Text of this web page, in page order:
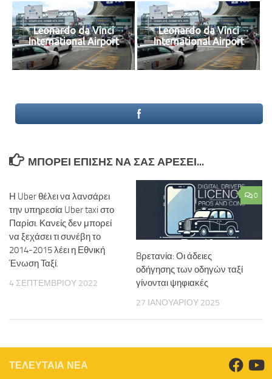
Leonardo da Vinci
International Airport
Leonardo da Vinci
International Airport
ΜΠΟΡΕΊ ΕΠΊΣΗΣ ΝΑ ΣΑΣ ΑΡΈΣΕΙ...
Η Uber θέλει να λανσάρει
την υπηρεσία Uber taxi στο
Παρίσι. Κανείς δεν μπορεί
να ξεχάσει τι συνέβη το
2014-2015 λέει η Εθνική
Ένωση Ταξί.
4 ΣΕΠΤΕΜΒΡΊΟΥ 2022
0
Bρετανία: Οι άδειες
οδήγησης των οδηγών ταξί
γίνονται ψηφιακές
27 ΙΑΝΟΥΑΡΊΟΥ 2025
ΤΕΛΕΥΤΑΙΑ ΝΕΑ